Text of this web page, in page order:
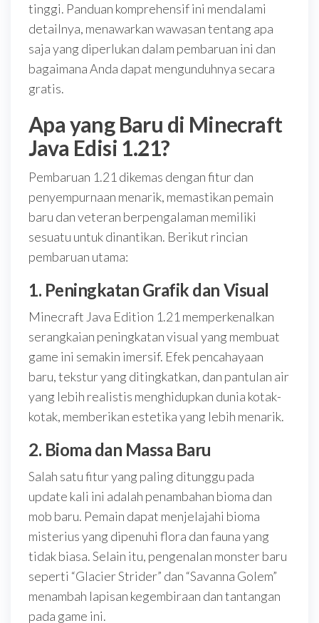
tinggi. Panduan komprehensif ini mendalami
detailnya, menawarkan wawasan tentang apa
saja yang diperlukan dalam pembaruan ini dan
bagaimana Anda dapat mengunduhnya secara
gratis.
Apa yang Baru di Minecraft
Java Edisi 1.21?
Pembaruan 1.21 dikemas dengan fitur dan
penyempurnaan menarik, memastikan pemain
baru dan veteran berpengalaman memiliki
sesuatu untuk dinantikan. Berikut rincian
pembaruan utama:
1. Peningkatan Grafik dan Visual
Minecraft Java Edition 1.21 memperkenalkan
serangkaian peningkatan visual yang membuat
game ini semakin imersif. Efek pencahayaan
baru, tekstur yang ditingkatkan, dan pantulan air
yang lebih realistis menghidupkan dunia kotak-
kotak, memberikan estetika yang lebih menarik.
2. Bioma dan Massa Baru
Salah satu fitur yang paling ditunggu pada
update kali ini adalah penambahan bioma dan
mob baru. Pemain dapat menjelajahi bioma
misterius yang dipenuhi flora dan fauna yang
tidak biasa. Selain itu, pengenalan monster baru
seperti “Glacier Strider” dan “Savanna Golem”
menambah lapisan kegembiraan dan tantangan
pada game ini.